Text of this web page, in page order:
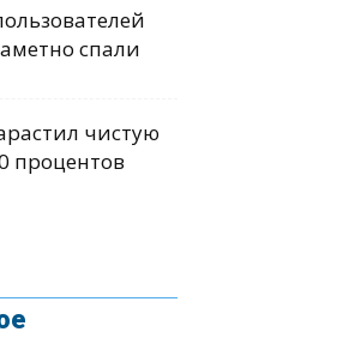
спали
чистую
процентов